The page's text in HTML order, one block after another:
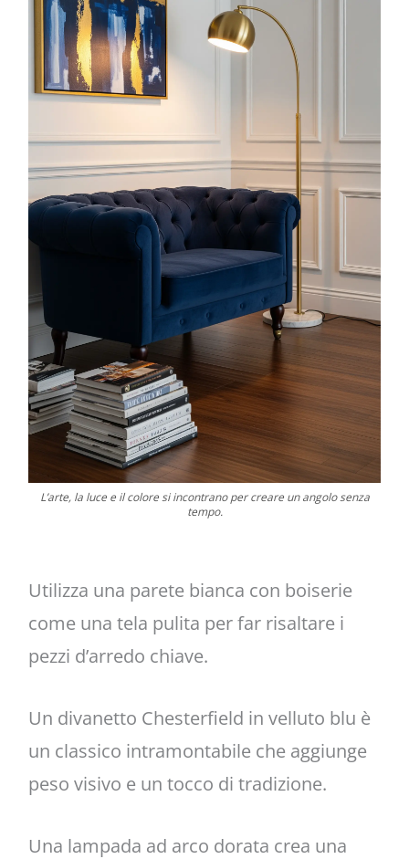
L’arte, la luce e il colore si incontrano per creare un angolo senza
tempo.
Utilizza una parete bianca con boiserie
come una tela pulita per far risaltare i
pezzi d’arredo chiave.
Un divanetto Chesterfield in velluto blu è
un classico intramontabile che aggiunge
peso visivo e un tocco di tradizione.
Una lampada ad arco dorata crea una